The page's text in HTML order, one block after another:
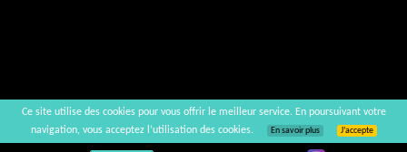
Ce site utilise des cookies pour vous offrir le meilleur service. En poursuivant votre
navigation, vous acceptez l’utilisation des cookies.
En savoir plus J’accepte